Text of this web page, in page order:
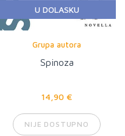
U DOLASKU
Grupa autora
Spinoza
14,90 €
NIJE DOSTUPNO